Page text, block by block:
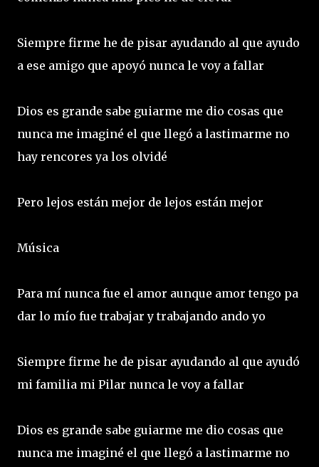
Siempre firme he de pisar ayudando al que ayudo
a ese amigo que apoyó nunca le voy a fallar
Dios es grande sabe guiarme me dio cosas que
nunca me imaginé el que llegó a lastimarme no
hay rencores ya los olvidé
Pero lejos están mejor de lejos están mejor
Música
Para mí nunca fue el amor aunque amor tengo pa
dar lo mío fue trabajar y trabajando ando yo
Siempre firme he de pisar ayudando al que ayudó
mi familia mi Pilar nunca le voy a fallar
Dios es grande sabe guiarme me dio cosas que
nunca me imaginé el que llegó a lastimarme no